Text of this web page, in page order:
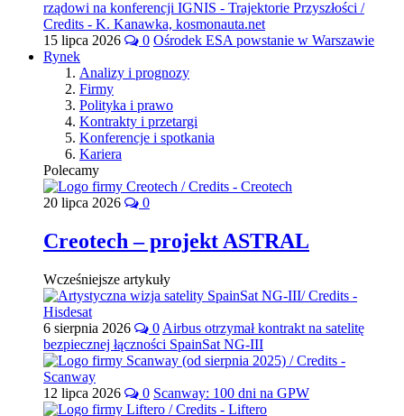
15 lipca 2026 0 Ośrodek ESA powstanie w Warszawie
Rynek
Analizy i prognozy
Firmy
Polityka i prawo
Kontrakty i przetargi
Konferencje i spotkania
Kariera
Polecamy
20 lipca 2026 0
Creotech – projekt ASTRAL
Wcześniejsze artykuły
6 sierpnia 2026 0 Airbus otrzymał kontrakt na satelitę
bezpiecznej łączności SpainSat NG-III
12 lipca 2026 0 Scanway: 100 dni na GPW